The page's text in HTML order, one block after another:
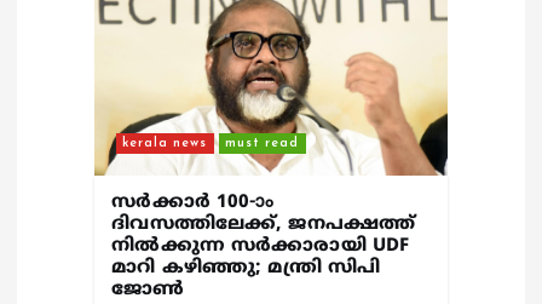
kerala news must read
സർക്കാർ 100-ാം
ദിവസത്തിലേക്ക്, ജനപക്ഷത്ത്
നിൽക്കുന്ന സർക്കാരായി UDF
മാറി കഴിഞ്ഞു; മന്ത്രി സിപി
ജോൺ